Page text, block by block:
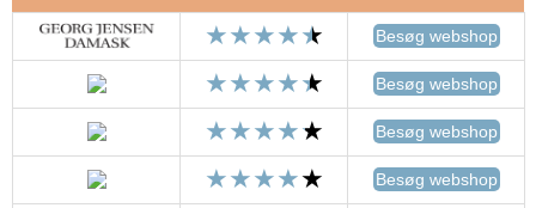
Besøg webshop
Besøg webshop
Besøg webshop
Besøg webshop